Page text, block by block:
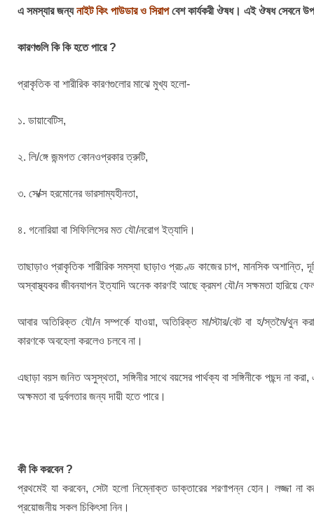
এ সমস্যার জন্যনাইট কিং পাউডার ও সিরাপবেশ কার্যকরী ঔষধ। এই ঔষধ সেবনে
কারণগুলি কি কি হতে পারে ?
প্রাকৃতিক বা শারীরিক কারণগুলোর মাঝে মুখ্য হলো-
১. ডায়াবেটিস,
২. লি/ঙ্গে জন্মগত কোনওপ্রকার ত্রুটি,
৩. সে/ক্স হরমোনের ভারসাম্যহীনতা,
৪. গনোরিয়া বা সিফিলিসের মত যৌ/নরোগ ইত্যাদি।
তাছাড়াও প্রাকৃতিক শারীরিক সমস্যা ছাড়াও প্রচণ্ড কাজের চাপ, মানসিক অশান্তি,
অস্বাস্থ্যকর জীবনযাপন ইত্যাদি অনেক কারণই আছে ক্রমশ যৌ/ন সক্ষমতা হারিয়ে
আবার অতিরিক্ত যৌ/ন সম্পর্কে যাওয়া, অতিরিক্ত মা/স্টার/বেট বা হ/স্তমৈ/থুন
কারণকে অবহেলা করলেও চলবে না।
এছাড়া বয়স জনিত অসুস্থতা, সঙ্গিনীর সাথে বয়সের পার্থক্য বা সঙ্গিনীকে পছন্দ না
অক্ষমতা বা দুর্বলতার জন্য দায়ী হতে পারে।
কী কি করবেন ?
প্রথমেই যা করবেন, সেটা হলো নিম্নোক্ত ডাক্তারের শরণাপন্ন হোন। লজ্জা না
প্রয়োজনীয় সকল চিকিৎসা নিন।